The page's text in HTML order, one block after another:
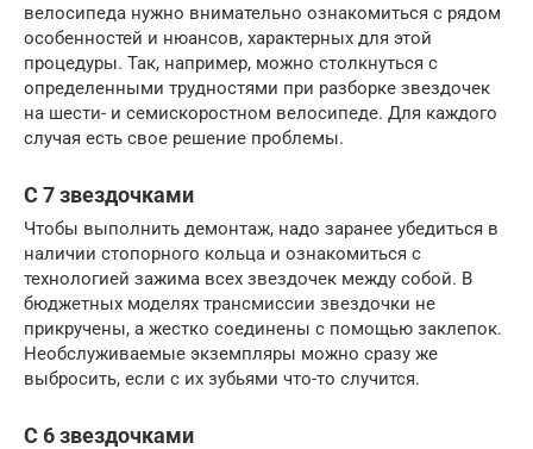
велосипеда нужно внимательно ознакомиться с рядом
особенностей и нюансов, характерных для этой
процедуры. Так, например, можно столкнуться с
определенными трудностями при разборке звездочек
на шести- и семискоростном велосипеде. Для каждого
случая есть свое решение проблемы.
С 7 звездочками
Чтобы выполнить демонтаж, надо заранее убедиться в
наличии стопорного кольца и ознакомиться с
технологией зажима всех звездочек между собой. В
бюджетных моделях трансмиссии звездочки не
прикручены, а жестко соединены с помощью заклепок.
Необслуживаемые экземпляры можно сразу же
выбросить, если с их зубьями что-то случится.
С 6 звездочками